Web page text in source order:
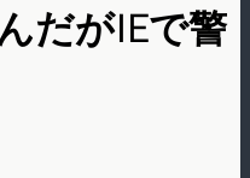
だがIEで警